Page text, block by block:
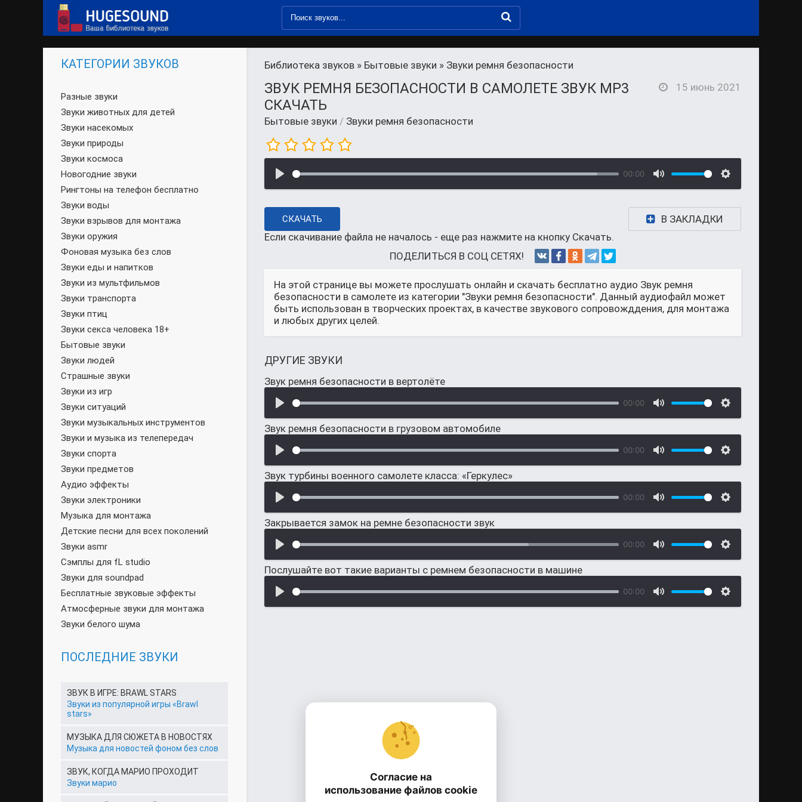
Библиотека звуков » Бытовые звуки » Звуки ремня безопасности
ЗВУК РЕМНЯ БЕЗОПАСНОСТИ В САМОЛЕТЕ ЗВУК MP3
СКАЧАТЬ
Бытовые звуки / Звуки ремня безопасности
15 июнь 2021
00:00
СКАЧАТЬ
В ЗАКЛАДКИ
Если скачивание файла не началось - еще раз нажмите на кнопку Скачать.
ПОДЕЛИТЬСЯ В СОЦ СЕТЯХ!
На этой странице вы можете прослушать онлайн и скачать бесплатно аудио Звук ремня
безопасности в самолете из категории "Звуки ремня безопасности". Данный аудиофайл может
быть использован в творческих проектах, в качестве звукового сопровожддения, для монтажа
и любых других целей.
ДРУГИЕ ЗВУКИ
Звук ремня безопасности в вертолёте
00:00
Звук ремня безопасности в грузовом автомобиле
00:00
Звук турбины военного самолете класса: «Геркулес»
00:00
Закрывается замок на ремне безопасности звук
00:00
Послушайте вот такие варианты с ремнем безопасности в машине
00:00
КАТЕГОРИИ ЗВУКОВ
Разные звуки
Звуки животных для детей
Звуки насекомых
Звуки природы
Звуки космоса
Новогодние звуки
Рингтоны на телефон бесплатно
Звуки воды
Звуки взрывов для монтажа
Звуки оружия
Фоновая музыка без слов
Звуки еды и напитков
Звуки из мультфильмов
Звуки транспорта
Звуки птиц
Звуки секса человека 18+
Бытовые звуки
Звуки людей
Страшные звуки
Звуки из игр
Звуки ситуаций
Звуки музыкальных инструментов
Звуки и музыка из телепередач
Звуки спорта
Звуки предметов
Аудио эффекты
Звуки электроники
Музыка для монтажа
Детские песни для всех поколений
Звуки asmr
Сэмплы для fL studio
Звуки для soundpad
Бесплатные звуковые эффекты
Атмосферные звуки для монтажа
Звуки белого шума
ПОСЛЕДНИЕ ЗВУКИ
ЗВУК В ИГРЕ: BRAWL STARS
Звуки из популярной игры «Brawl
stars»
МУЗЫКА ДЛЯ СЮЖЕТА В НОВОСТЯХ
Музыка для новостей фоном без слов
ЗВУК, КОГДА МАРИО ПРОХОДИТ
Звуки марио
Согласие на
использование файлов cookie